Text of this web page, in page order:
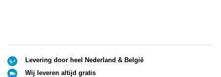
Levering door heel Nederland & België
Wij leveren altijd gratis